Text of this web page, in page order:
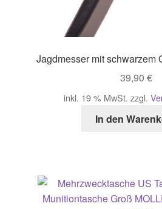
Jagdmesser mit schwarzem
39,90 €
inkl. 19 % MwSt. zzgl.
In den